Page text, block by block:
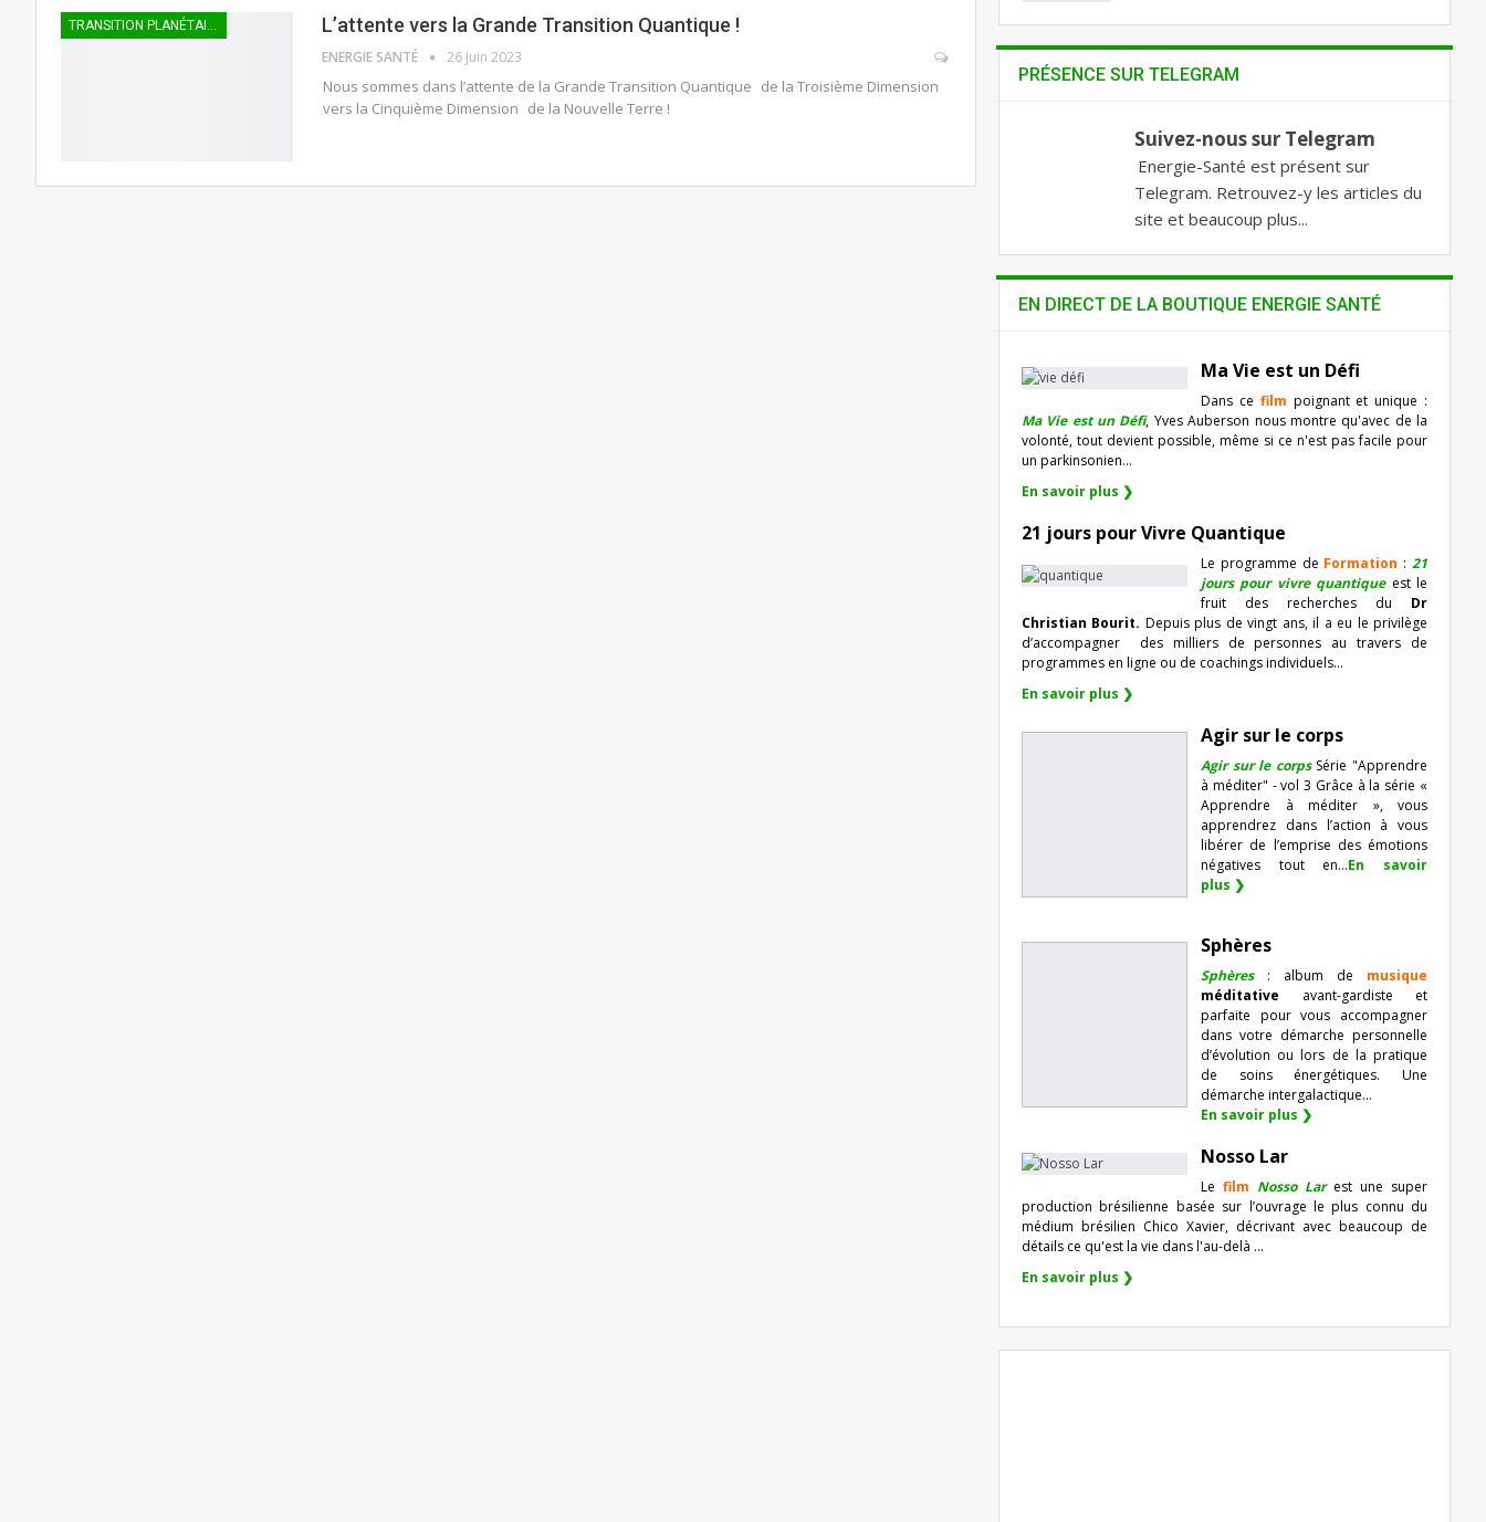
TRANSITION PLANÉTAIRE L’attente vers la Grande Transition Quantique !
ENERGIE SANTÉ 26 Juin 2023
Nous sommes dans l’attente de la Grande Transition Quantique de la Troisième Dimension
vers la Cinquième Dimension de la Nouvelle Terre !
PRÉSENCE SUR TELEGRAM
Suivez-nous sur Telegram
Energie-Santé est présent sur
Telegram. Retrouvez-y les articles du
site et beaucoup plus...
EN DIRECT DE LA BOUTIQUE ENERGIE SANTÉ
Ma Vie est un Défi
Dans ce film poignant et unique :
Ma Vie est un Défi, Yves Auberson nous montre qu'avec de la
volonté, tout devient possible, même si ce n'est pas facile pour
un parkinsonien…
En savoir plus ❯
21 jours pour Vivre Quantique
Le programme de Formation :21
jours pour vivre quantiqueest le
fruit des recherches du Dr
Christian Bourit. Depuis plus de vingt ans, il a eu le privilège
d’accompagner
des milliers de personnes au travers de
programmes en ligne ou de coachings individuels…
En savoir plus ❯
Agir sur le corps
Agir sur le corpsSérie "Apprendre
à méditer" - vol 3 Grâce à la série «
Apprendre à méditer », vous
apprendrez dans l’action à vous
libérer de l’emprise des émotions
négatives tout en...En savoir
plus ❯
Sphères
Sphères: album de musique
méditative avant-gardiste et
parfaite pour vous accompagner
dans votre démarche personnelle
d’évolution ou lors de la pratique
de soins énergétiques. Une
démarche intergalactique...
En savoir plus ❯
Nosso Lar
Le film Nosso Lar est une super
production brésilienne basée sur l’ouvrage le plus connu du
médium brésilien Chico Xavier, décrivant avec beaucoup de
détails ce qu'est la vie dans l'au-delà ...
En savoir plus ❯